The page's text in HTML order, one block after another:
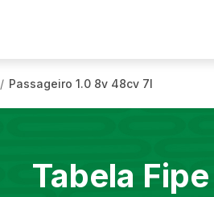
/ Passageiro 1.0 8v 48cv 7l
Tabela Fipe